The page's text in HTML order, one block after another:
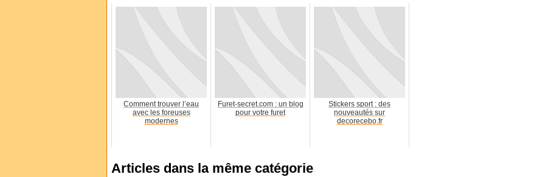
Comment trouver l’eau
avec les foreuses
modernes
Furet-secret.com : un blog
pour votre furet
Stickers sport : des
nouveautés sur
decorecebo.fr
Articles dans la même catégorie